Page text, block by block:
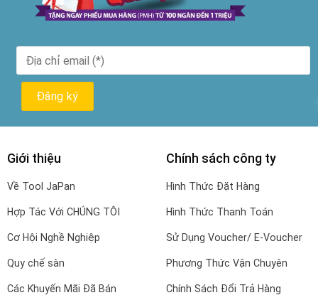
Giới thiệu
Về Tool JaPan
Hợp Tác Với CHÚNG TÔI
Cơ Hội Nghề Nghiệp
Quy chế sàn
Các Khuyến Mãi Đã Bán
Chính sách công ty
Hình Thức Đặt Hàng
Hình Thức Thanh Toán
Sử Dụng Voucher/ E-Voucher
Phương Thức Vận Chuyên
Chính Sách Đổi Trả Hàng